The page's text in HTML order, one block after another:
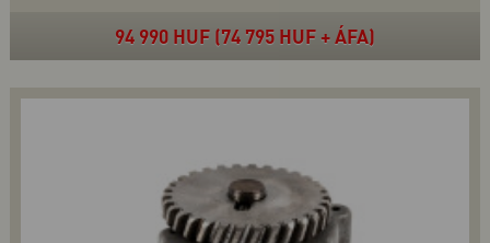
94 990 HUF (74 795 HUF + ÁFA)